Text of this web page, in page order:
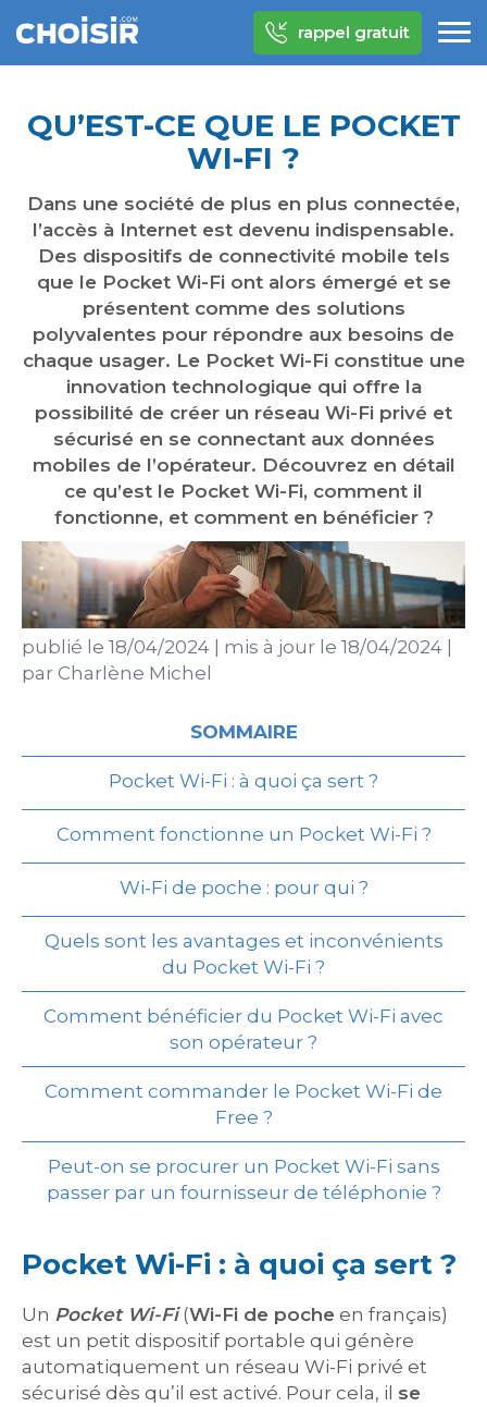
rappel gratuit
QU’EST-CE QUE LE POCKET
WI-FI ?
Dans une société de plus en plus connectée,
l’accès à Internet est devenu indispensable.
Des dispositifs de connectivité mobile tels
que le Pocket Wi-Fi ont alors émergé et se
présentent comme des solutions
polyvalentes pour répondre aux besoins de
chaque usager. Le Pocket Wi-Fi constitue une
innovation technologique qui offre la
possibilité de créer un réseau Wi-Fi privé et
sécurisé en se connectant aux données
mobiles de l’opérateur. Découvrez en détail
ce qu’est le Pocket Wi-Fi, comment il
fonctionne, et comment en bénéficier ?
publié le 18/04/2024 mis à jour le 18/04/2024
par Charlène Michel
SOMMAIRE
Pocket Wi-Fi : à quoi ça sert ?
Comment fonctionne un Pocket Wi-Fi ?
Wi-Fi de poche : pour qui ?
Quels sont les avantages et inconvénients
du Pocket Wi-Fi ?
Comment bénéficier du Pocket Wi-Fi avec
son opérateur ?
Comment commander le Pocket Wi-Fi de
Free ?
Peut-on se procurer un Pocket Wi-Fi sans
passer par un fournisseur de téléphonie ?
Pocket Wi-Fi : à quoi ça sert ?
Un Pocket Wi-Fi(Wi-Fi de poche en français)
est un petit dispositif portable qui génère
automatiquement un réseau Wi-Fi privé et
sécurisé dès qu’il est activé. Pour cela, il se